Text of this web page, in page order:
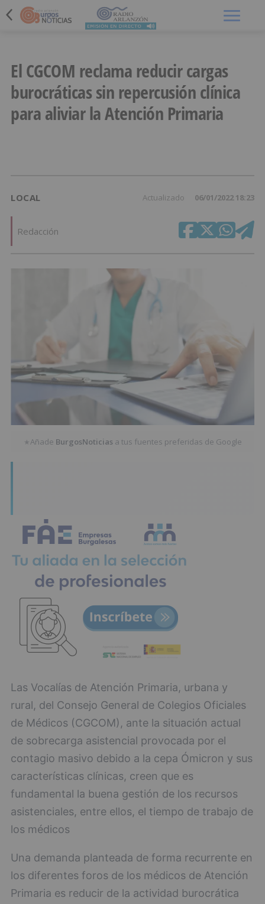
El CGCOM reclama reducir cargas
burocráticas sin repercusión clínica
para aliviar la Atención Primaria
LOCAL Actualizado 06/01/2022 18:23
Redacción
★Añade BurgosNoticias a tus fuentes preferidas de Google
Las Vocalías de Atención Primaria, urbana y
rural, del Consejo General de Colegios Oficiales
de Médicos (CGCOM), ante la situación actual
de sobrecarga asistencial provocada por el
contagio masivo debido a la cepa Ómicron y sus
características clínicas, creen que es
fundamental la buena gestión de los recursos
asistenciales, entre ellos, el tiempo de trabajo de
los médicos
Una demanda planteada de forma recurrente en
los diferentes foros de los médicos de Atención
Primaria es reducir de la actividad burocrática